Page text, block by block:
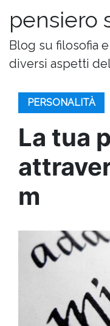
pensiero
Blog su filosofia
diversi aspetti
PERSONALITÀ
La tua
m